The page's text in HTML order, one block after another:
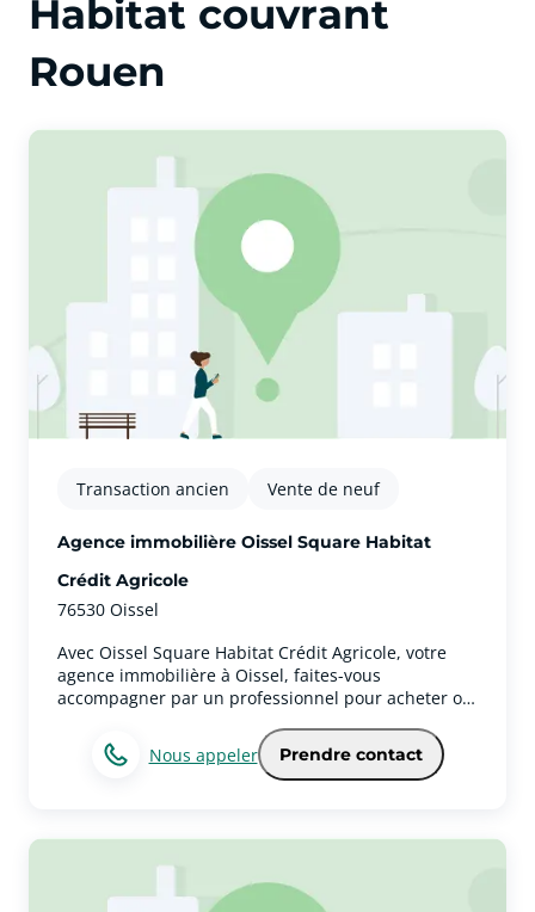
Habitat couvrant
Rouen
Transaction ancien Vente de neuf
Agence immobilière Oissel Square Habitat
Crédit Agricole
76530 Oissel
Avec Oissel Square Habitat Crédit Agricole, votre
agence immobilière à Oissel, faites-vous
accompagner par un professionnel pour acheter ou
immobilière Oissel Square Habitat Crédit Agricole
propose aussi ses services sur la ville de OisselNous
sommes basés à Oissel, et notre agence exerce
apporter la plus grande satisfaction, nous nous
réactivité et sur notre compétence.Les expertises et
services immobiliers de votre agence à OisselNotre
Prendre contact
Nous appeler